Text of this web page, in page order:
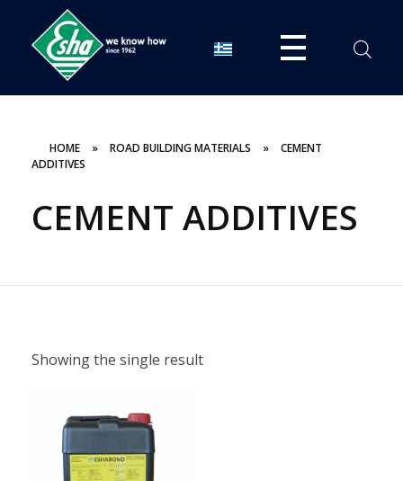
Esha Προϊόντα Μόνωσης - Στεγάνωσης - Οδοποιίας
HOME » ROAD BUILDING MATERIALS »
CEMENT
ADDITIVES
CEMENT ADDITIVES
Showing the single result